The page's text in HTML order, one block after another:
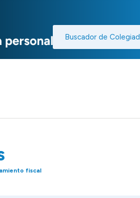
Buscador de
fiscal